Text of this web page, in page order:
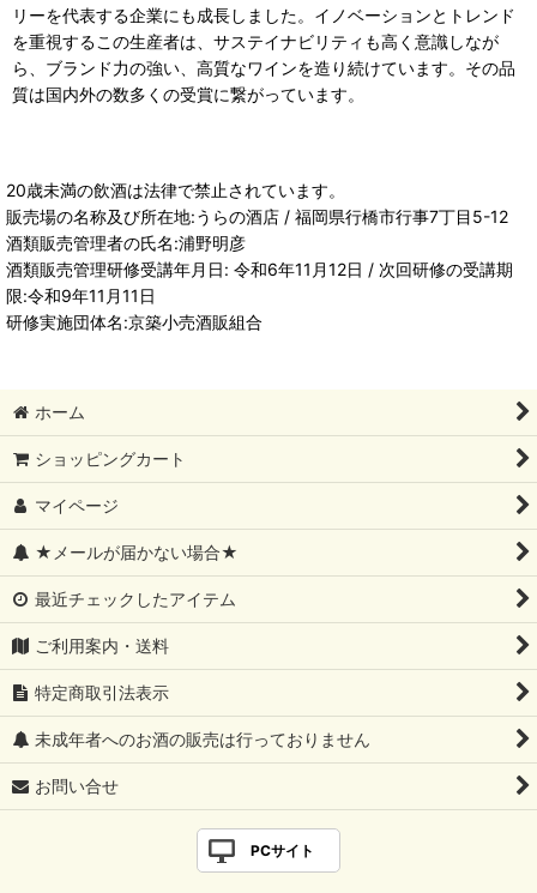
リーを代表する企業にも成長しました。イノベーションとトレンド
を重視するこの生産者は、サステイナビリティも高く意識しなが
ら、ブランド力の強い、高質なワインを造り続けています。その品
質は国内外の数多くの受賞に繋がっています。
20歳未満の飲酒は法律で禁止されています。
販売場の名称及び所在地:うらの酒店 / 福岡県行橋市行事7丁目5-12
酒類販売管理者の氏名:浦野明彦
酒類販売管理研修受講年月日: 令和6年11月12日 / 次回研修の受講期
限:令和9年11月11日
研修実施団体名:京築小売酒販組合
ホーム
ショッピングカート
マイページ
★メールが届かない場合★
最近チェックしたアイテム
ご利用案内・送料
特定商取引法表示
未成年者へのお酒の販売は行っておりません
お問い合せ
PCサイト